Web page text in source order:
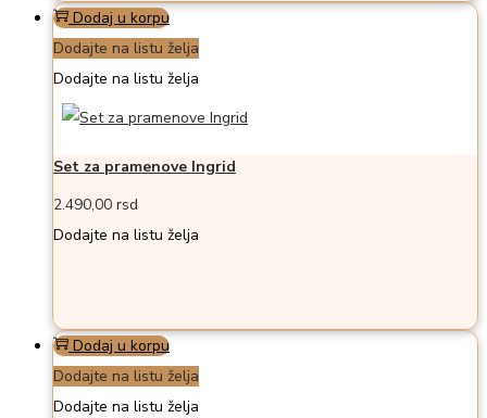
Dodaj u korpu
Dodajte na listu želja
Dodajte na listu želja
Set za pramenove Ingrid
2.490,00 rsd
Dodajte na listu želja
Dodaj u korpu
Dodajte na listu želja
Dodajte na listu želja